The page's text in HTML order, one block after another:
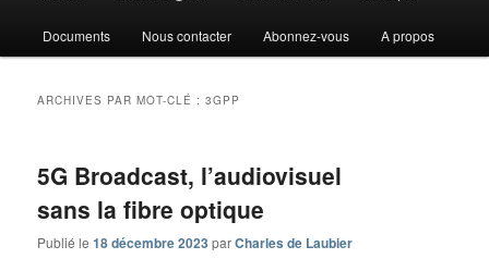
principal
Documents Nous contacter Abonnez-vous A propos
ARCHIVES PAR MOT-CLÉ :3GPP
5G Broadcast, l’audiovisuel
sans la fibre optique
Publié le18 décembre 2023 parCharles de Laubier